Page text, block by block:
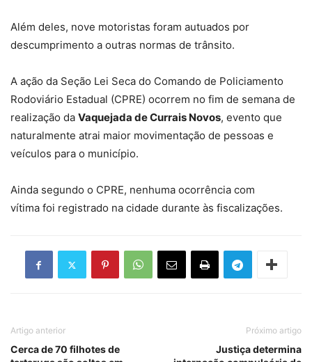
Além deles, nove motoristas foram autuados por
descumprimento a outras normas de trânsito.
A ação da Seção Lei Seca do Comando de Policiamento
Rodoviário Estadual (CPRE) ocorrem no fim de semana de
realização da Vaquejada de Currais Novos, evento que
naturalmente atrai maior movimentação de pessoas e
veículos para o município.
Ainda segundo o CPRE, nenhuma ocorrência com
vítima foi registrado na cidade durante às fiscalizações.
Artigo anterior
Cerca de 70 filhotes de
Próximo artigo
Justiça determina